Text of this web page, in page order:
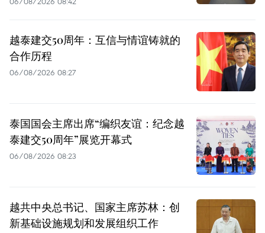
越泰建交50周年：互信与情谊铸就的
合作历程
06/08/2026 08:27
泰国国会主席出席“编织友谊：纪念越
泰建交50周年”展览开幕式
06/08/2026 08:23
越共中央总书记、国家主席苏林：创
新基础设施规划和发展组织工作